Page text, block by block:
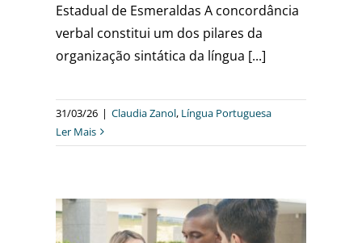
Estadual de Esmeraldas A concordância
verbal constitui um dos pilares da
organização sintática da língua [...]
31/03/26 | Claudia Zanol, Língua Portuguesa
Ler Mais